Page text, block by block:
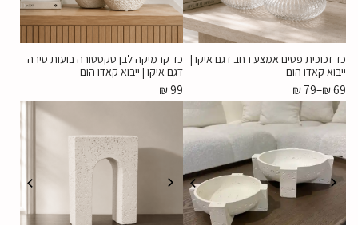
כד זכוכית פסים אמצע רחב דגם איקו |
ייבוא קאדו הום
₪69
–
₪ 79
כד קרמיקה לבן טקסטורה בועות סירה
דגם איקו | ייבוא קאדו הום
₪99